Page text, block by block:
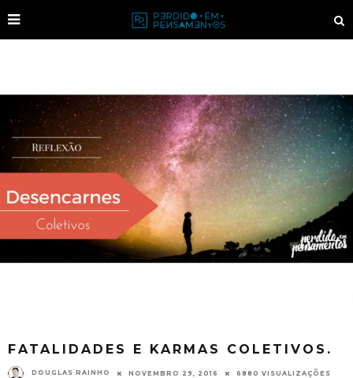
FATALIDADES E KARMAS COLETIVOS.
DOUGLAS RAINHO NOVEMBRO 29, 2016 6880 VISUALIZAÇÕES